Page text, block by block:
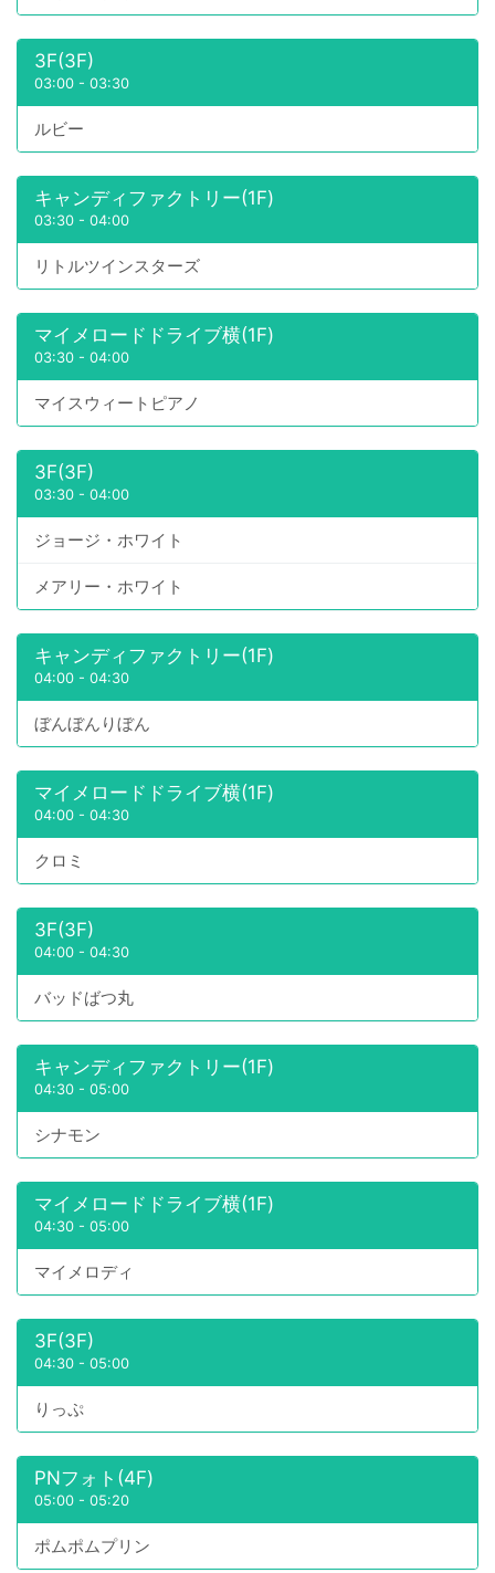
3F(3F)
03:00 - 03:30
ルビー
キャンディファクトリー(1F)
03:30 - 04:00
リトルツインスターズ
マイメロードドライブ横(1F)
03:30 - 04:00
マイスウィートピアノ
3F(3F)
03:30 - 04:00
ジョージ・ホワイト
メアリー・ホワイト
キャンディファクトリー(1F)
04:00 - 04:30
ぼんぼんりぼん
マイメロードドライブ横(1F)
04:00 - 04:30
クロミ
3F(3F)
04:00 - 04:30
バッドばつ丸
キャンディファクトリー(1F)
04:30 - 05:00
シナモン
マイメロードドライブ横(1F)
04:30 - 05:00
マイメロディ
3F(3F)
04:30 - 05:00
りっぷ
PNフォト(4F)
05:00 - 05:20
ポムポムプリン